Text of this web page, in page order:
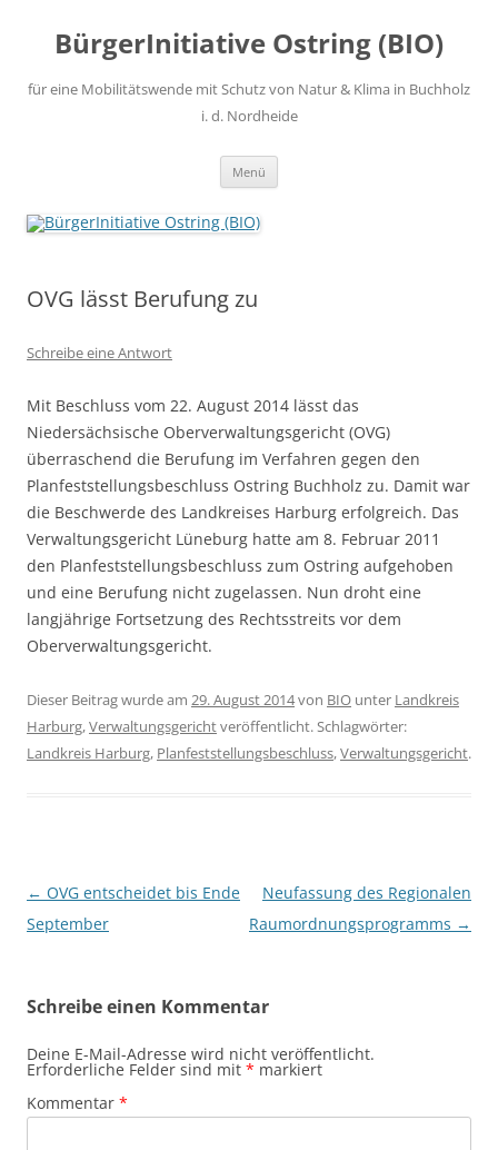
springen
BürgerInitiative Ostring (BIO)
für eine Mobilitätswende mit Schutz von Natur & Klima in Buchholz
i. d. Nordheide
Menü
OVG lässt Berufung zu
Schreibe eine Antwort
Mit Beschluss vom 22. August 2014 lässt das
Niedersächsische Oberverwaltungsgericht (OVG)
überraschend die Berufung im Verfahren gegen den
Planfeststellungsbeschluss Ostring Buchholz zu. Damit war
die Beschwerde des Landkreises Harburg erfolgreich. Das
Verwaltungsgericht Lüneburg hatte am 8. Februar 2011
den Planfeststellungsbeschluss zum Ostring aufgehoben
und eine Berufung nicht zugelassen. Nun droht eine
langjährige Fortsetzung des Rechtsstreits vor dem
Oberverwaltungsgericht.
Dieser Beitrag wurde am 29. August 2014von BIO unter Landkreis
Harburg,Verwaltungsgerichtveröffentlicht. Schlagwörter:
Landkreis Harburg, Planfeststellungsbeschluss,Verwaltungsgericht.
Beitragsnavigation
← OVG entscheidet bis Ende
September
Neufassung des Regionalen
Raumordnungsprogramms →
Schreibe einen Kommentar
Deine E-Mail-Adresse wird nicht veröffentlicht.
Erforderliche Felder sind mit * markiert
Kommentar *